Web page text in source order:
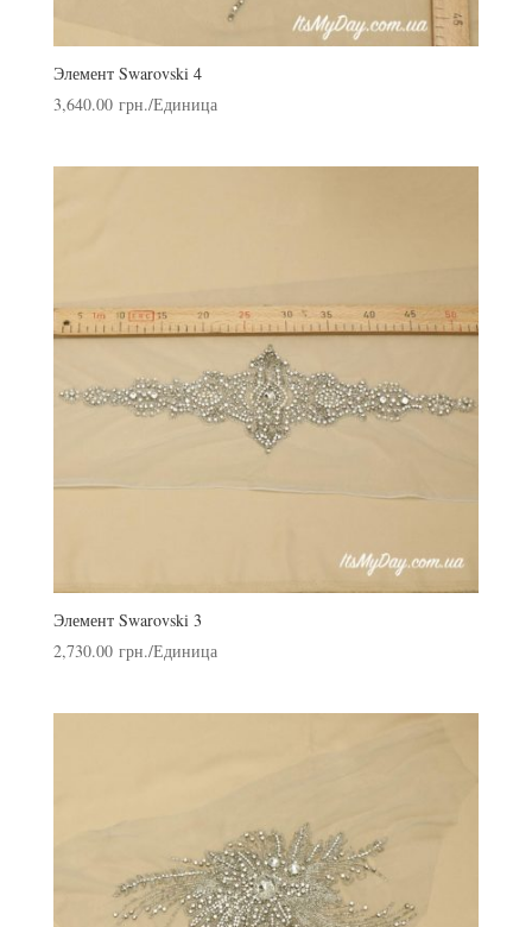
Элемент Swarovski 4
3,640.00 грн./Единица
Элемент Swarovski 3
2,730.00 грн./Единица